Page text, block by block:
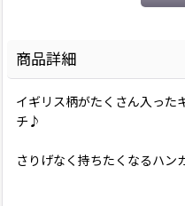
商品詳細
イギリス柄がたくさん入った
チ♪
さりげなく持ちたくなるハ